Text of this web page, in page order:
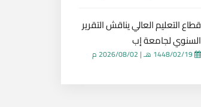
قطاع التعليم العالي يناقش التقرير
السنوي لجامعة إب
1448/02/19 هـ | 2026/08/02 م